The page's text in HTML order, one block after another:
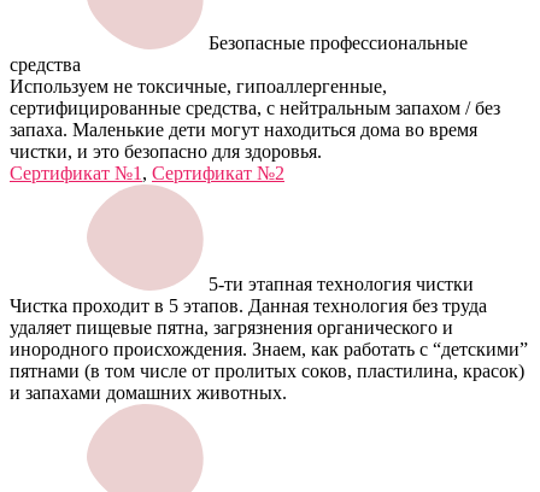
Безопасные профессиональные
средства
Используем не токсичные, гипоаллергенные,
сертифицированные средства, с нейтральным запахом / без
запаха. Маленькие дети могут находиться дома во время
чистки, и это безопасно для здоровья.
Сертификат №1 , Сертификат №2
5-ти этапная технология чистки
Чистка проходит в 5 этапов. Данная технология без труда
удаляет пищевые пятна, загрязнения органического и
инородного происхождения. Знаем, как работать с “детскими”
пятнами (в том числе от пролитых соков, пластилина, красок)
и запахами домашних животных.